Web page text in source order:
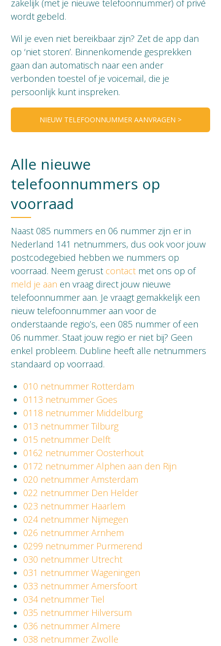
zakelijk (met je nieuwe telefoonnummer) of privé
wordt gebeld.
Wil je even niet bereikbaar zijn? Zet de app dan
op ‘niet storen’. Binnenkomende gesprekken
gaan dan automatisch naar een ander
verbonden toestel of je voicemail, die je
persoonlijk kunt inspreken.
NIEUW TELEFOONNUMMER AANVRAGEN >
Alle nieuwe
telefoonnummers op
voorraad
Naast 085 nummers en 06 nummer zijn er in
Nederland 141 netnummers, dus ook voor jouw
postcodegebied hebben we nummers op
voorraad. Neem gerust contact met ons op of
meld je aan en vraag direct jouw nieuwe
telefoonnummer aan. Je vraagt gemakkelijk een
nieuw telefoonnummer aan voor de
onderstaande regio’s, een 085 nummer of een
06 nummer. Staat jouw regio er niet bij? Geen
enkel probleem. Dubline heeft alle netnummers
standaard op voorraad.
010 netnummer Rotterdam
0113 netnummer Goes
0118 netnummer Middelburg
013 netnummer Tilburg
015 netnummer Delft
0162 netnummer Oosterhout
0172 netnummer Alphen aan den Rijn
020 netnummer Amsterdam
022 netnummer Den Helder
023 netnummer Haarlem
024 netnummer Nijmegen
026 netnummer Arnhem
0299 netnummer Purmerend
030 netnummer Utrecht
031 netnummer Wageningen
033 netnummer Amersfoort
034 netnummer Tiel
035 netnummer Hilversum
036 netnummer Almere
038 netnummer Zwolle